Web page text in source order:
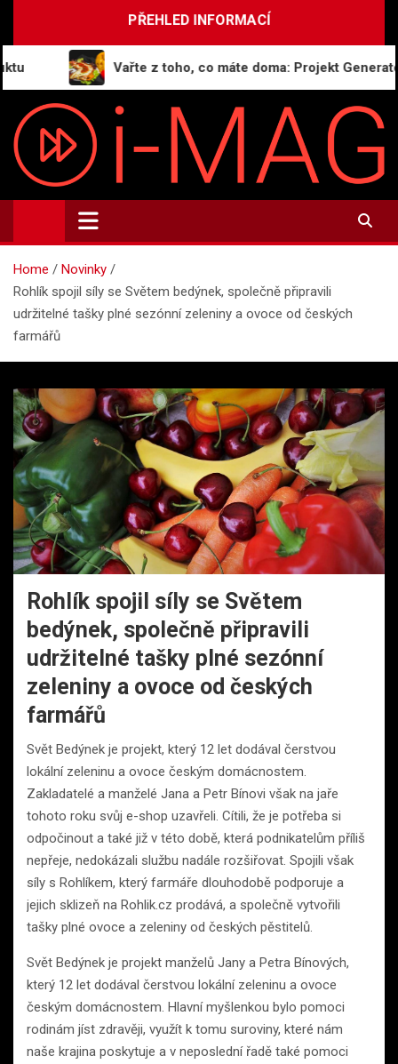
PŘEHLED INFORMACÍ
Vařte z toho, co máte doma: Projekt
i-MAG.CZ
Informační magazín | Public Relations
Home
Novinky
Rohlík spojil síly se Světem bedýnek, společně připravili
udržitelné tašky plné sezónní zeleniny a ovoce od českých
farmářů
Rohlík spojil síly se Světem
bedýnek, společně připravili
udržitelné tašky plné sezónní
zeleniny a ovoce od českých
farmářů
Svět Bedýnek je projekt, který 12 let dodával čerstvou
lokální zeleninu a ovoce českým domácnostem.
Zakladatelé a manželé Jana a Petr Bínovi však na jaře
tohoto roku svůj e-shop uzavřeli. Cítili, že je potřeba si
odpočinout a také již v této době, která podnikatelům příliš
nepřeje, nedokázali službu nadále rozšiřovat. Spojili však
síly s Rohlíkem, který farmáře dlouhodobě podporuje a
jejich sklizeň na Rohlik.cz prodává, a společně vytvořili
tašky plné ovoce a zeleniny od českých pěstitelů.
Svět Bedýnek je projekt manželů Jany a Petra Bínových,
který 12 let dodával čerstvou lokální zeleninu a ovoce
českým domácnostem. Hlavní myšlenkou bylo pomoci
rodinám jíst zdravěji, využít k tomu suroviny, které nám
naše krajina poskytuje a v neposlední řadě také pomoci